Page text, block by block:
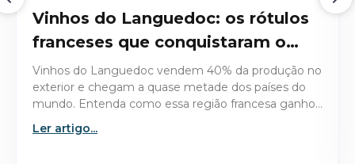
O recorde histórico do Domaine
de la Romanée-Conti 1945
Descubra os detalhes técnicos e históricos que
tornaram o Domaine de la Romanée-Conti 1945 a
garrafa mais valiosa já leiloada no mercado de
finos.
Ler artigo...